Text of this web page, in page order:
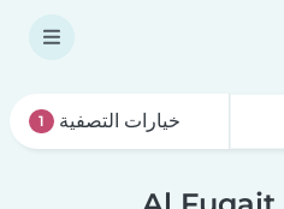
خيارات التصفية 1